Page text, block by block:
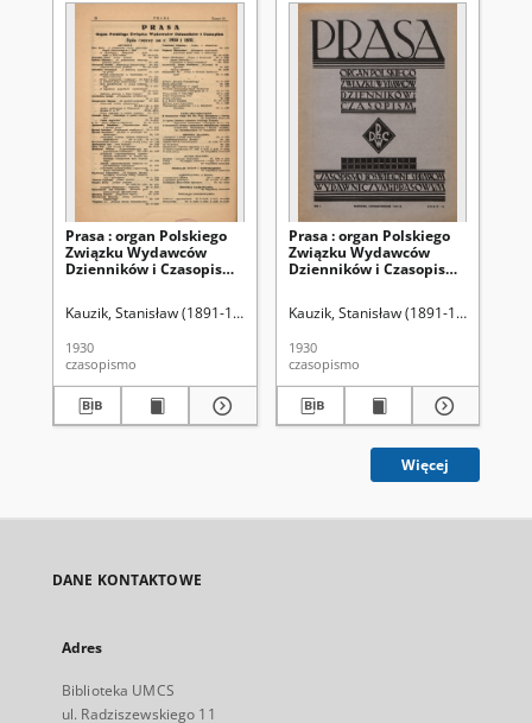
Prasa : organ Polskiego
Związku Wydawców
Dzienników i Czasopism :
prasowym. Prasa. Spis
Kauzik, Stanisław (1891-1959). Red.
1930
czasopismo
Prasa : organ Polskiego
Związku Wydawców
Dzienników i Czasopism :
prasowym. R.1, z. 3
Kauzik, Stanisław (1891-1959). Red.
1930
czasopismo
Więcej
DANE KONTAKTOWE
Adres
Biblioteka UMCS
ul. Radziszewskiego 11